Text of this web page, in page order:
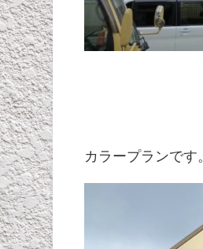
カラープランです